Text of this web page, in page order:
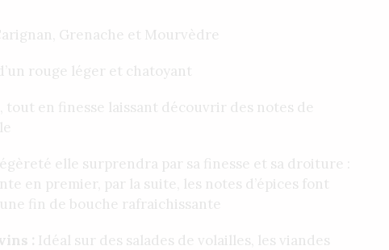
Grenache et Mourvèdre
rouge léger et chatoyant
tout en finesse laissant découvrir des notes de
elle surprendra par sa finesse et sa droiture :
en premier, par la suite, les notes d’épices font
fin de bouche rafraichissante
: Idéal sur des salades de volailles, les viandes